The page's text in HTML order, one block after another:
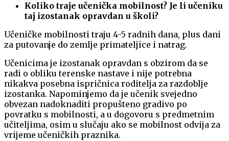
Koliko traje učenička mobilnost? Je li učeniku
taj izostanak opravdan u školi?
Učeničke mobilnosti traju 4-5 radnih dana, plus dani
za putovanje do zemlje primateljice i natrag.
Učenicima je izostanak opravdan s obzirom da se
radi o obliku terenske nastave i nije potrebna
nikakva posebna ispričnica roditelja za razdoblje
izostanka. Napominjemo da je učenik svejedno
obvezan nadoknaditi propušteno gradivo po
povratku s mobilnosti, a u dogovoru s predmetnim
učiteljima, osim u slučaju ako se mobilnost odvija za
vrijeme učeničkih praznika.